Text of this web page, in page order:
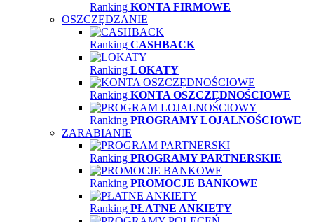
Ranking KONTA FIRMOWE
OSZCZĘDZANIE
Ranking CASHBACK
Ranking LOKATY
Ranking KONTA OSZCZĘDNOŚCIOWE
Ranking PROGRAMY LOJALNOŚCIOWE
ZARABIANIE
Ranking PROGRAMY PARTNERSKIE
Ranking PROMOCJE BANKOWE
Ranking PŁATNE ANKIETY